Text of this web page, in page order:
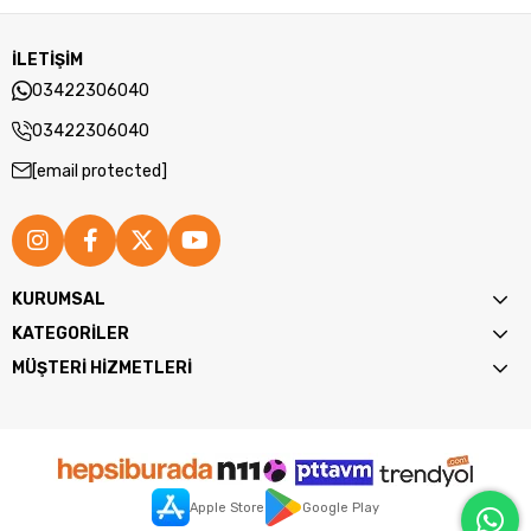
İLETİŞİM
03422306040
03422306040
[email protected]
KURUMSAL
KATEGORİLER
MÜŞTERİ HİZMETLERİ
Apple Store Google Play